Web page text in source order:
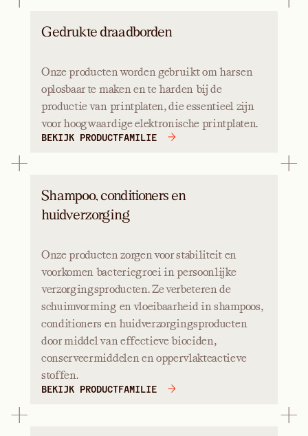
Gedrukte draadborden
Onze producten worden gebruikt om harsen
oplosbaar te maken en te harden bij de
productie van printplaten, die essentieel zijn
voor hoogwaardige elektronische printplaten.
BEKIJK PRODUCTFAMILIE
Shampoo, conditioners en
huidverzorging
Onze producten zorgen voor stabiliteit en
voorkomen bacteriegroei in persoonlijke
verzorgingsproducten. Ze verbeteren de
schuimvorming en vloeibaarheid in shampoos,
conditioners en huidverzorgingsproducten
door middel van effectieve biociden,
conserveermiddelen en oppervlakteactieve
stoffen.
BEKIJK PRODUCTFAMILIE